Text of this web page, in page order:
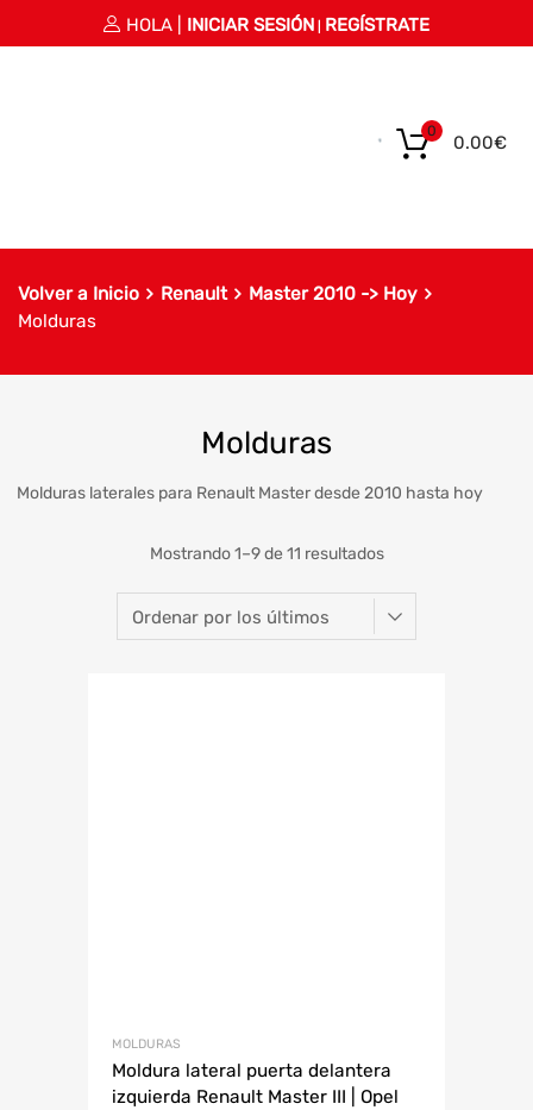
HOLA | INICIAR SESIÓN REGÍSTRATE
0.00€
0
Volver a Inicio Renault
Master 2010 -> Hoy
Molduras
Molduras
Molduras laterales para Renault Master desde 2010 hasta hoy
Mostrando 1–9 de 11 resultados
MOLDURAS
Moldura lateral puerta delantera
izquierda Renault Master III | Opel